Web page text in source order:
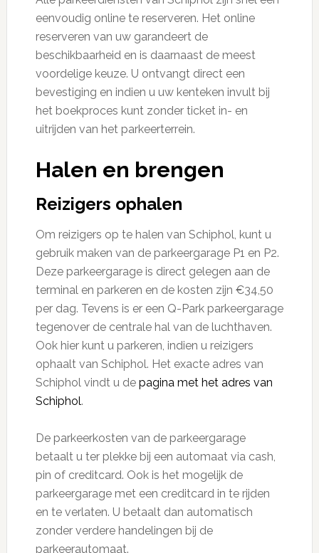
eenvoudig online te reserveren. Het online
reserveren van uw garandeert de
beschikbaarheid en is daarnaast de meest
voordelige keuze. U ontvangt direct een
bevestiging en indien u uw kenteken invult bij
het boekproces kunt zonder ticket in- en
uitrijden van het parkeerterrein.
Halen en brengen
Reizigers ophalen
Om reizigers op te halen van Schiphol, kunt u
gebruik maken van de parkeergarage P1 en P2.
Deze parkeergarage is direct gelegen aan de
terminal en parkeren en de kosten zijn €34,50
per dag. Tevens is er een Q-Park parkeergarage
tegenover de centrale hal van de luchthaven.
Ook hier kunt u parkeren, indien u reizigers
ophaalt van Schiphol. Het exacte adres van
Schiphol vindt u de pagina met het adres van
Schiphol.
De parkeerkosten van de parkeergarage
betaalt u ter plekke bij een automaat via cash,
pin of creditcard. Ook is het mogelijk de
parkeergarage met een creditcard in te rijden
en te verlaten. U betaalt dan automatisch
zonder verdere handelingen bij de
parkeerautomaat.